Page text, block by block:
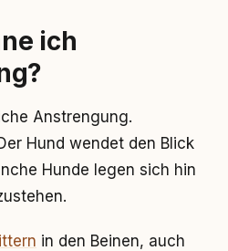
ich
Anstrengung.
Hund wendet den Blick
Hunde legen sich hin
in den Beinen, auch